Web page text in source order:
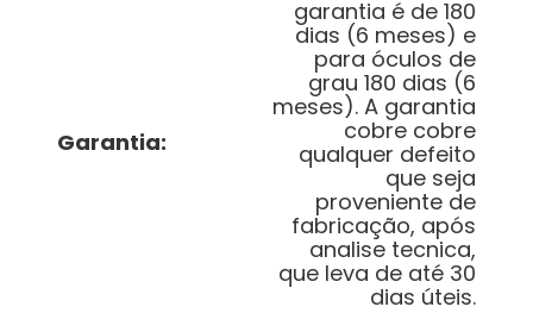
Garantia:
garantia é de 180
dias (6 meses) e
para óculos de
grau 180 dias (6
meses). A garantia
cobre cobre
qualquer defeito
que seja
proveniente de
fabricação, após
analise tecnica,
que leva de até 30
dias úteis.